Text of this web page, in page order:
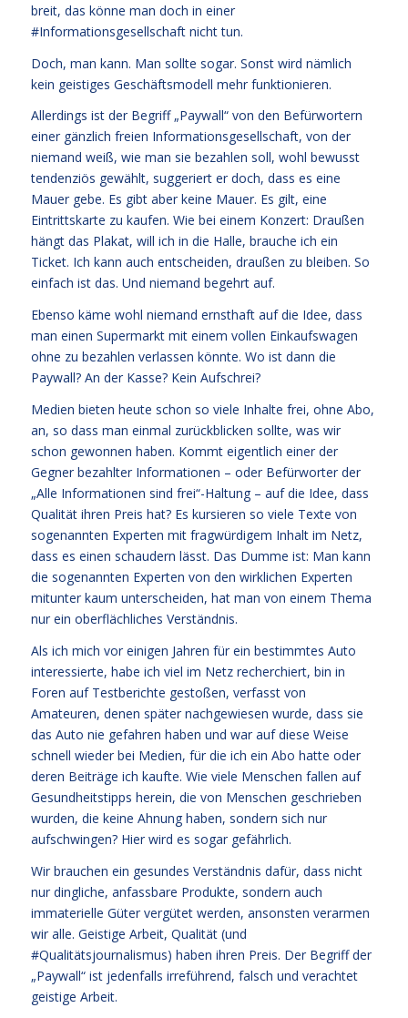
breit, das könne man doch in einer
#Informationsgesellschaft nicht tun.
Doch, man kann. Man sollte sogar. Sonst wird nämlich
kein geistiges Geschäftsmodell mehr funktionieren.
Allerdings ist der Begriff „Paywall“ von den Befürwortern
einer gänzlich freien Informationsgesellschaft, von der
niemand weiß, wie man sie bezahlen soll, wohl bewusst
tendenziös gewählt, suggeriert er doch, dass es eine
Mauer gebe. Es gibt aber keine Mauer. Es gilt, eine
Eintrittskarte zu kaufen. Wie bei einem Konzert: Draußen
hängt das Plakat, will ich in die Halle, brauche ich ein
Ticket. Ich kann auch entscheiden, draußen zu bleiben. So
einfach ist das. Und niemand begehrt auf.
Ebenso käme wohl niemand ernsthaft auf die Idee, dass
man einen Supermarkt mit einem vollen Einkaufswagen
ohne zu bezahlen verlassen könnte. Wo ist dann die
Paywall? An der Kasse? Kein Aufschrei?
Medien bieten heute schon so viele Inhalte frei, ohne Abo,
an, so dass man einmal zurückblicken sollte, was wir
schon gewonnen haben. Kommt eigentlich einer der
Gegner bezahlter Informationen – oder Befürworter der
„Alle Informationen sind frei“-Haltung – auf die Idee, dass
Qualität ihren Preis hat? Es kursieren so viele Texte von
sogenannten Experten mit fragwürdigem Inhalt im Netz,
dass es einen schaudern lässt. Das Dumme ist: Man kann
die sogenannten Experten von den wirklichen Experten
mitunter kaum unterscheiden, hat man von einem Thema
nur ein oberflächliches Verständnis.
Als ich mich vor einigen Jahren für ein bestimmtes Auto
interessierte, habe ich viel im Netz recherchiert, bin in
Foren auf Testberichte gestoßen, verfasst von
Amateuren, denen später nachgewiesen wurde, dass sie
das Auto nie gefahren haben und war auf diese Weise
schnell wieder bei Medien, für die ich ein Abo hatte oder
deren Beiträge ich kaufte. Wie viele Menschen fallen auf
Gesundheitstipps herein, die von Menschen geschrieben
wurden, die keine Ahnung haben, sondern sich nur
aufschwingen? Hier wird es sogar gefährlich.
Wir brauchen ein gesundes Verständnis dafür, dass nicht
nur dingliche, anfassbare Produkte, sondern auch
immaterielle Güter vergütet werden, ansonsten verarmen
wir alle. Geistige Arbeit, Qualität (und
#Qualitätsjournalismus) haben ihren Preis. Der Begriff der
„Paywall“ ist jedenfalls irreführend, falsch und verachtet
geistige Arbeit.